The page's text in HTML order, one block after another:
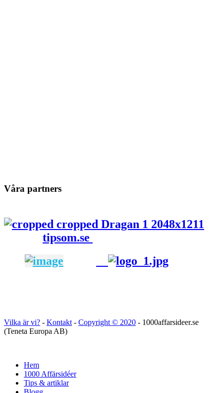
Våra partners
tipsom.se
Vilka är vi? - Kontakt - Copyright © 2020 - 1000affarsideer.se
(Teneta Europa AB)
Hem
1000 Affärsidéer
Tips & artiklar